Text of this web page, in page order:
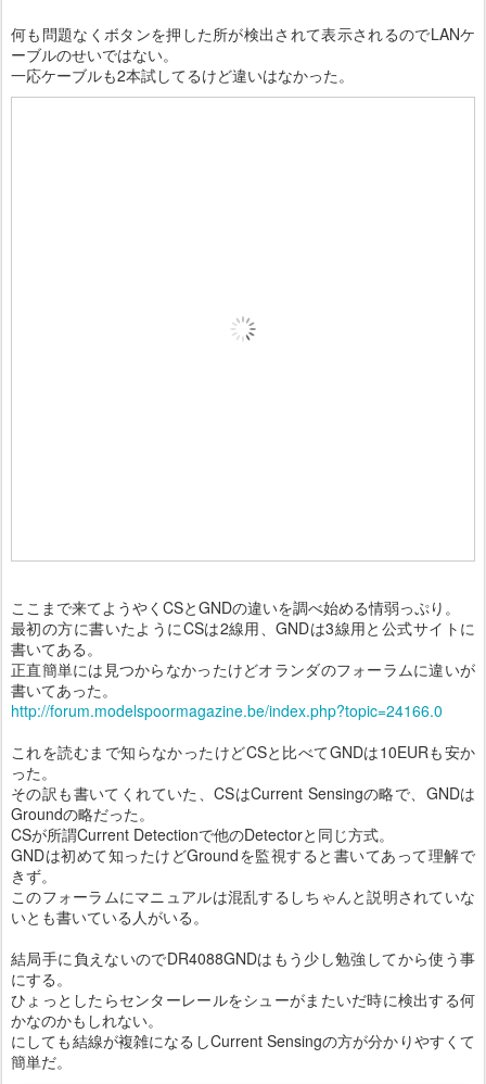
何も問題なくボタンを押した所が検出されて表示されるのでLANケ
ーブルのせいではない。
一応ケーブルも2本試してるけど違いはなかった。
ここまで来てようやくCSとGNDの違いを調べ始める情弱っぷり。
最初の方に書いたようにCSは2線用、GNDは3線用と公式サイトに
書いてある。
正直簡単には見つからなかったけどオランダのフォーラムに違いが
書いてあった。
http://forum.modelspoormagazine.be/index.php?topic=24166.0
これを読むまで知らなかったけどCSと比べてGNDは10EURも安か
った。
その訳も書いてくれていた、CSはCurrent Sensingの略で、GNDは
Groundの略だった。
CSが所謂Current Detectionで他のDetectorと同じ方式。
GNDは初めて知ったけどGroundを監視すると書いてあって理解で
きず。
このフォーラムにマニュアルは混乱するしちゃんと説明されていな
いとも書いている人がいる。
結局手に負えないのでDR4088GNDはもう少し勉強してから使う事
にする。
ひょっとしたらセンターレールをシューがまたいだ時に検出する何
かなのかもしれない。
にしても結線が複雑になるしCurrent Sensingの方が分かりやすくて
簡単だ。